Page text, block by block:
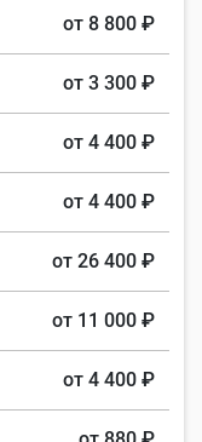
от 8 800 ₽
от 3 300 ₽
от 4 400 ₽
от 4 400 ₽
от 26 400 ₽
от 11 000 ₽
от 4 400 ₽